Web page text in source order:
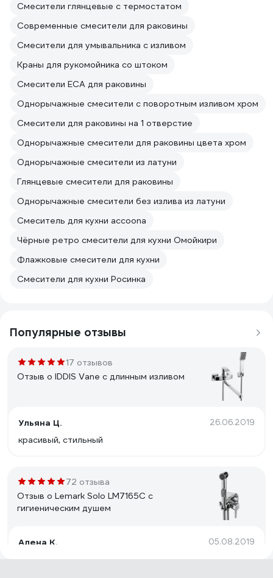
Смесители глянцевые с термостатом
Современные смесители для раковины
Смесители для умывальника с изливом
Краны для рукомойника со штоком
Смесители ECA для раковины
Однорычажные смесители с поворотным изливом хром
Смесители для раковины на 1 отверстие
Однорычажные смесители для раковины цвета хром
Однорычажные смесители из латуни
Глянцевые смесители для раковины
Однорычажные смесители без излива из латуни
Смеситель для кухни accoona
Чёрные ретро смесители для кухни Омойкири
Флажковые смесители для кухни
Смесители для кухни Росинка
Популярные отзывы
17 отзывов
Отзыв о IDDIS Vane с длинным изливом
Ульяна Ц. 26.06.2019
красивый, стильный
72 отзыва
Отзыв о Lemark Solo LM7165C с
гигиеническим душем
Алена К. 05.08.2019
Цена